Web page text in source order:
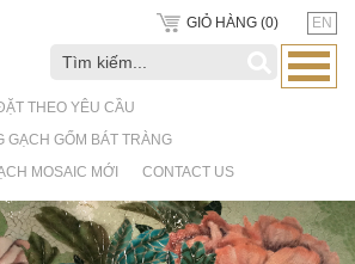
GIỎ HÀNG (0) EN
THEO YÊU CẦU
GẠCH GỐM BÁT TRÀNG
MOSAIC MỚI
CONTACT US